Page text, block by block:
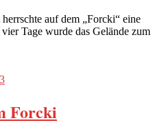
auf dem „Forcki“ eine
Tage wurde das Gelände zum
Forcki